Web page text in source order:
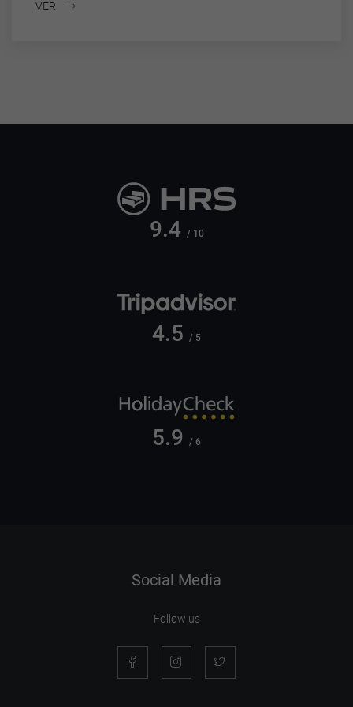
VER
9.4 / 10
4.5 / 5
5.9 / 6
Social Media
Follow us